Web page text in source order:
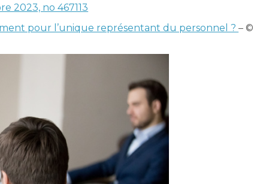
2023, no 467113
pour l’unique représentant du personnel ?– ©